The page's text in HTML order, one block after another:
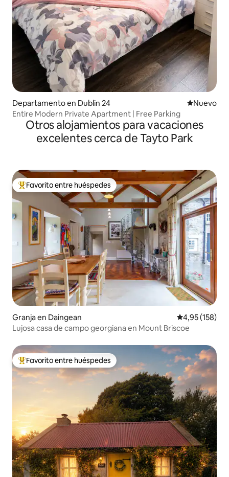
Departamento en Dublin 24 Lugar
Nuevo
Entire Modern Private Apartment | Free Parking
Otros alojamientos para vacaciones
excelentes cerca de Tayto Park
Favorito entre los huéspedes más destacados
Favorito entre huéspedes
Granja en Daingean Calificación
4,95 (158)
Lujosa casa de campo georgiana en Mount Briscoe
Favorito entre los huéspedes más destacados
Favorito entre huéspedes